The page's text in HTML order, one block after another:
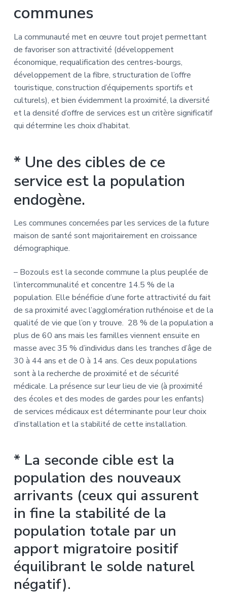
communes
La communauté met en œuvre tout projet permettant
de favoriser son attractivité (développement
économique, requalification des centres-bourgs,
développement de la fibre, structuration de l’offre
touristique, construction d’équipements sportifs et
culturels), et bien évidemment la proximité, la diversité
et la densité d’offre de services est un critère significatif
qui détermine les choix d’habitat.
* Une des cibles de ce
service est la population
endogène.
Les communes concernées par les services de la future
maison de santé sont majoritairement en croissance
démographique.
– Bozouls est la seconde commune la plus peuplée de
l’intercommunalité et concentre 14.5 % de la
population. Elle bénéficie d’une forte attractivité du fait
de sa proximité avec l’agglomération ruthénoise et de la
qualité de vie que l’on y trouve. 28 % de la population a
plus de 60 ans mais les familles viennent ensuite en
masse avec 35 % d’individus dans les tranches d’âge de
30 à 44 ans et de 0 à 14 ans. Ces deux populations
sont à la recherche de proximité et de sécurité
médicale. La présence sur leur lieu de vie (à proximité
des écoles et des modes de gardes pour les enfants)
de services médicaux est déterminante pour leur choix
d’installation et la stabilité de cette installation.
* La seconde cible est la
population des nouveaux
arrivants (ceux qui assurent
in fine la stabilité de la
population totale par un
apport migratoire positif
équilibrant le solde naturel
négatif).